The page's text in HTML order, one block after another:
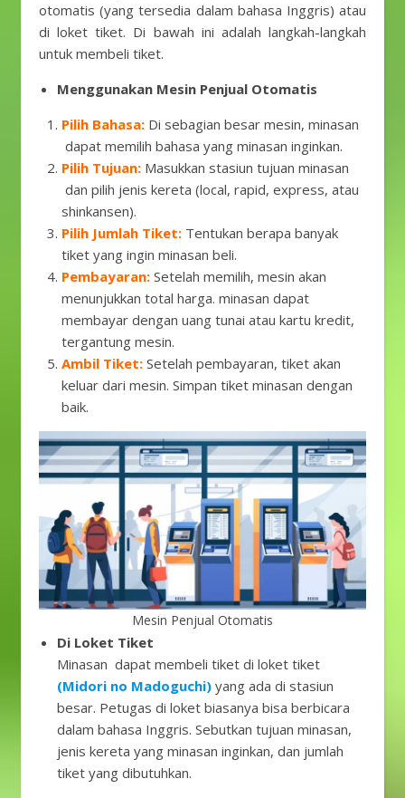
otomatis (yang tersedia dalam bahasa Inggris) atau
di loket tiket. Di bawah ini adalah langkah-langkah
untuk membeli tiket.
Menggunakan Mesin Penjual Otomatis
Pilih Bahasa: Di sebagian besar mesin, minasan
dapat memilih bahasa yang minasan inginkan.
Pilih Tujuan: Masukkan stasiun tujuan minasan
dan pilih jenis kereta (local, rapid, express, atau
shinkansen).
Pilih Jumlah Tiket: Tentukan berapa banyak
tiket yang ingin minasan beli.
Pembayaran: Setelah memilih, mesin akan
menunjukkan total harga. minasan dapat
membayar dengan uang tunai atau kartu kredit,
tergantung mesin.
Ambil Tiket: Setelah pembayaran, tiket akan
keluar dari mesin. Simpan tiket minasan dengan
baik.
Mesin Penjual Otomatis
Di Loket Tiket
Minasan dapat membeli tiket di loket tiket
(Midori no Madoguchi) yang ada di stasiun
besar. Petugas di loket biasanya bisa berbicara
dalam bahasa Inggris. Sebutkan tujuan minasan,
jenis kereta yang minasan inginkan, dan jumlah
tiket yang dibutuhkan.